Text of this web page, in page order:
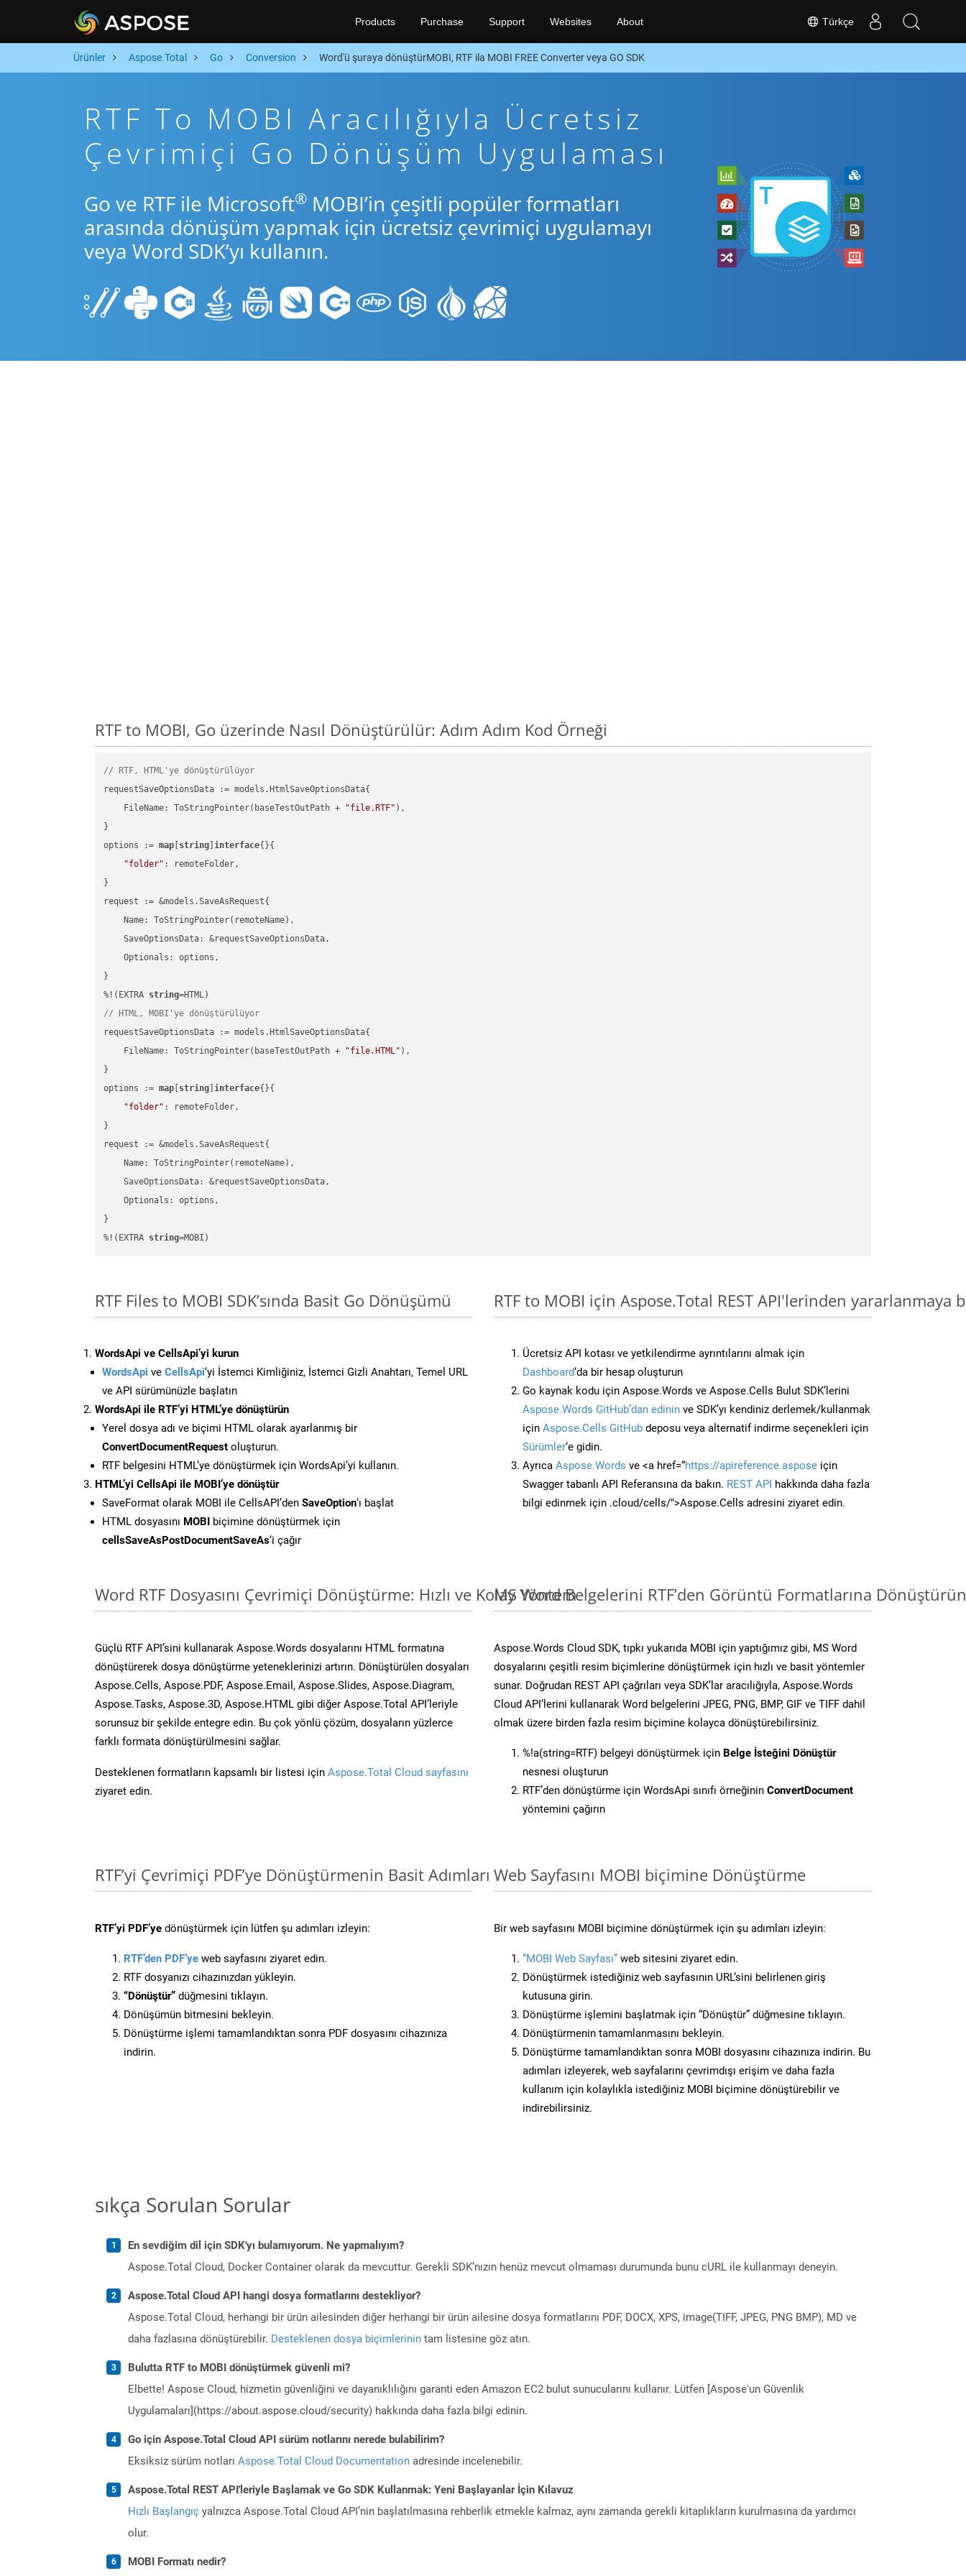
Türkçe
Products Purchase Support Websites About
Ürünler Aspose.Total Go Conversion Word'ü şuraya dönüştürMOBI, RTF ila MOBI FREE Converter veya GO SDK
RTF To MOBI Aracılığıyla Ücretsiz
Çevrimiçi Go Dönüşüm Uygulaması
Go ve RTF ile Microsoft® MOBI’in çeşitli popüler formatları
arasında dönüşüm yapmak için ücretsiz çevrimiçi uygulamayı
veya Word SDK’yı kullanın.
RTF to MOBI, Go üzerinde Nasıl Dönüştürülür: Adım Adım Kod Örneği
// RTF, HTML'ye dönüştürülüyor
requestSaveOptionsData := models.HtmlSaveOptionsData{
    FileName: ToStringPointer(baseTestOutPath +
"file.RTF" ),
}
options := map string ]interface{}{
"folder" : remoteFolder,
}
request := &models.SaveAsRequest{
    Name: ToStringPointer(remoteName),
    SaveOptionsData: &requestSaveOptionsData,
    Optionals: options,
}
%!(EXTRA string
// HTML, MOBI'ye dönüştürülüyor
requestSaveOptionsData := models.HtmlSaveOptionsData{
    FileName: ToStringPointer(baseTestOutPath +
"file.HTML" ),
}
options := map string ]interface{}{
"folder" : remoteFolder,
}
request := &models.SaveAsRequest{
    Name: ToStringPointer(remoteName),
    SaveOptionsData: &requestSaveOptionsData,
    Optionals: options,
}
%!(EXTRA string=MOBI)
RTF Files to MOBI SDK’sında Basit Go Dönüşümü
WordsApi ve CellsApi’yi kurun
WordsApi ve CellsApi‘yi İstemci Kimliğiniz, İstemci Gizli Anahtarı, Temel URL
ve API sürümünüzle başlatın
WordsApi ile RTF’yi HTML’ye dönüştürün
Yerel dosya adı ve biçimi HTML olarak ayarlanmış bir
ConvertDocumentRequest oluşturun.
RTF belgesini HTML’ye dönüştürmek için WordsApi’yi kullanın.
HTML’yi CellsApi ile MOBI’ye dönüştür
SaveFormat olarak MOBI ile CellsAPI’den SaveOption‘ı başlat
HTML dosyasını MOBI biçimine dönüştürmek için
cellsSaveAsPostDocumentSaveAs‘i çağır
RTF to MOBI için Aspose.Total REST API'lerinden yararlanmaya
Ücretsiz API kotası ve yetkilendirme ayrıntılarını almak için
Dashboard‘da bir hesap oluşturun
Go kaynak kodu için Aspose.Words ve Aspose.Cells Bulut SDK’lerini
Aspose.Words GitHub’dan edinin ve SDK’yı kendiniz derlemek/kullanmak
için Aspose.Cells GitHub deposu veya alternatif indirme seçenekleri için
Sürümler‘e gidin.
Ayrıca Aspose.Words ve <a href=“https://apireference.aspose için
Swagger tabanlı API Referansına da bakın. REST API hakkında daha fazla
bilgi edinmek için .cloud/cells/">Aspose.Cells adresini ziyaret edin.
Word RTF Dosyasını Çevrimiçi Dönüştürme: Hızlı ve Kolay Yöntem
Güçlü RTF API’sini kullanarak Aspose.Words dosyalarını HTML formatına
dönüştürerek dosya dönüştürme yeteneklerinizi artırın. Dönüştürülen dosyaları
Aspose.Cells, Aspose.PDF, Aspose.Email, Aspose.Slides, Aspose.Diagram,
Aspose.Tasks, Aspose.3D, Aspose.HTML gibi diğer Aspose.Total API’leriyle
sorunsuz bir şekilde entegre edin. Bu çok yönlü çözüm, dosyaların yüzlerce
farklı formata dönüştürülmesini sağlar.
Desteklenen formatların kapsamlı bir listesi için Aspose.Total Cloud sayfasını
ziyaret edin.
MS Word Belgelerini RTF’den Görüntü Formatlarına Dönüştürün
Aspose.Words Cloud SDK, tıpkı yukarıda MOBI için yaptığımız gibi, MS Word
dosyalarını çeşitli resim biçimlerine dönüştürmek için hızlı ve basit yöntemler
sunar. Doğrudan REST API çağrıları veya SDK’lar aracılığıyla, Aspose.Words
Cloud API’lerini kullanarak Word belgelerini JPEG, PNG, BMP, GIF ve TIFF dahil
olmak üzere birden fazla resim biçimine kolayca dönüştürebilirsiniz.
%!a(string=RTF) belgeyi dönüştürmek için Belge İsteğini Dönüştür
nesnesi oluşturun
RTF’den dönüştürme için WordsApi sınıfı örneğinin ConvertDocument
yöntemini çağırın
RTF’yi Çevrimiçi PDF’ye Dönüştürmenin Basit Adımları
RTF’yi PDF’ye dönüştürmek için lütfen şu adımları izleyin:
RTF’den PDF’ye web sayfasını ziyaret edin.
RTF dosyanızı cihazınızdan yükleyin.
“Dönüştür” düğmesini tıklayın.
Dönüşümün bitmesini bekleyin.
Dönüştürme işlemi tamamlandıktan sonra PDF dosyasını cihazınıza
indirin.
Web Sayfasını MOBI biçimine Dönüştürme
Bir web sayfasını MOBI biçimine dönüştürmek için şu adımları izleyin:
“MOBI Web Sayfası” web sitesini ziyaret edin.
Dönüştürmek istediğiniz web sayfasının URL’sini belirlenen giriş
kutusuna girin.
Dönüştürme işlemini başlatmak için “Dönüştür” düğmesine tıklayın.
Dönüştürmenin tamamlanmasını bekleyin.
Dönüştürme tamamlandıktan sonra MOBI dosyasını cihazınıza indirin. Bu
adımları izleyerek, web sayfalarını çevrimdışı erişim ve daha fazla
kullanım için kolaylıkla istediğiniz MOBI biçimine dönüştürebilir ve
indirebilirsiniz.
sıkça Sorulan Sorular
En sevdiğim dil için SDK'yı bulamıyorum. Ne yapmalıyım?
Aspose.Total Cloud, Docker Container olarak da mevcuttur. Gerekli SDK’nızın henüz mevcut olmaması durumunda bunu cURL ile kullanmayı deneyin.
Aspose.Total Cloud API hangi dosya formatlarını destekliyor?
Aspose.Total Cloud, herhangi bir ürün ailesinden diğer herhangi bir ürün ailesine dosya formatlarını PDF, DOCX, XPS, image(TIFF, JPEG, PNG BMP), MD ve
daha fazlasına dönüştürebilir. Desteklenen dosya biçimlerinin tam listesine göz atın.
Bulutta RTF to MOBI dönüştürmek güvenli mi?
Elbette! Aspose Cloud, hizmetin güvenliğini ve dayanıklılığını garanti eden Amazon EC2 bulut sunucularını kullanır. Lütfen [Aspose'un Güvenlik
Uygulamaları](https://about.aspose.cloud/security) hakkında daha fazla bilgi edinin.
Go için Aspose.Total Cloud API sürüm notlarını nerede bulabilirim?
Eksiksiz sürüm notları Aspose.Total Cloud Documentation adresinde incelenebilir.
Aspose.Total REST API'leriyle Başlamak ve Go SDK Kullanmak: Yeni Başlayanlar İçin Kılavuz
Hızlı Başlangıç yalnızca Aspose.Total Cloud API’nin başlatılmasına rehberlik etmekle kalmaz, aynı zamanda gerekli kitaplıkların kurulmasına da yardımcı
olur.
MOBI Formatı nedir?